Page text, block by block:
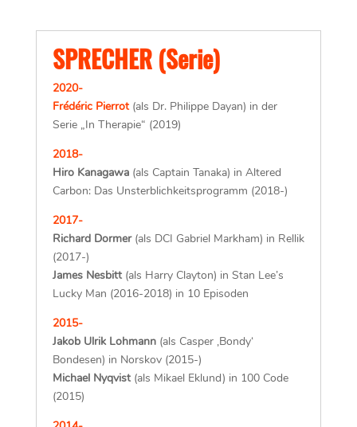
SPRECHER (Serie)
2020-
Frédéric Pierrot(als Dr. Philippe Dayan) in der
Serie „In Therapie“ (2019)
2018-
Hiro Kanagawa(als Captain Tanaka) in Altered
Carbon: Das Unsterblichkeitsprogramm (2018-)
2017-
Richard Dormer
(2017-)
James Nesbitt(als Harry Clayton) in Stan Lee’s
Lucky Man (2016-2018) in 10 Episoden
2015-
Jakob Ulrik Lohmann(als Casper ‚Bondy‘
Bondesen) in Norskov (2015-)
Michael Nyqvist
(2015)